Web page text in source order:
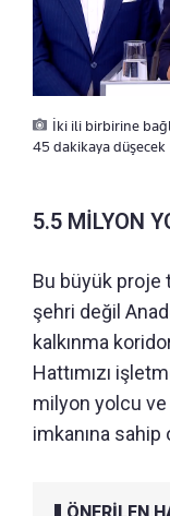
İki ili birbirine
45 dakikaya düşecek
5.5 MİLYON
Bu büyük proje
şehri değil
kalkınma
Hattımızı
milyon yolcu
imkanına sahip